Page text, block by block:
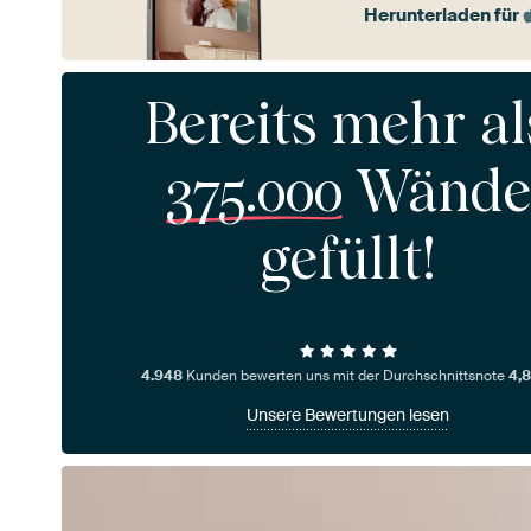
Herunterladen für
Bereits mehr
375.000 Wände
gefüllt!
4.948 Kunden bewerten uns mit der Durchschnittsnote
Unsere Bewertungen lesen